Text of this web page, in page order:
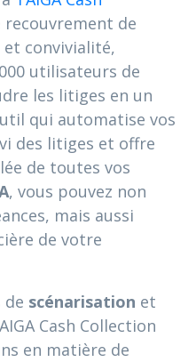
recouvrement de
et convivialité,
utilisateurs de
les litiges en un
qui automatise vos
des litiges et offre
de toutes vos
, vous pouvez non
mais aussi
de votre
de scénarisation et
Cash Collection
en matière de